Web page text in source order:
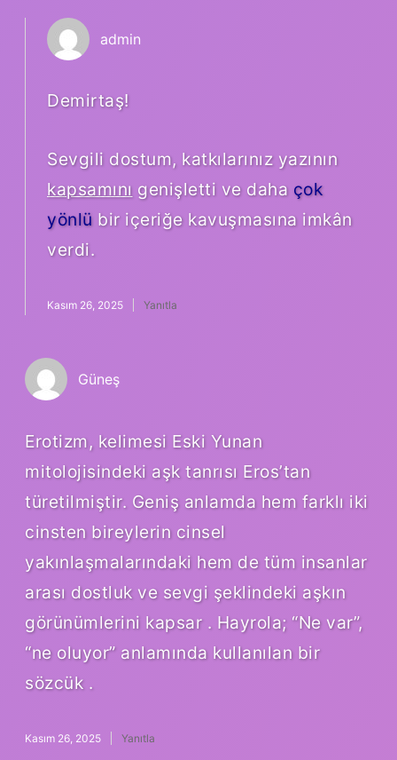
admin
Demirtaş!
Sevgili dostum, katkılarınız yazının
kapsamını genişletti ve daha çok
yönlü bir içeriğe kavuşmasına imkân
verdi.
Kasım 26, 2025 Yanıtla
Güneş
Erotizm, kelimesi Eski Yunan
mitolojisindeki aşk tanrısı Eros’tan
türetilmiştir. Geniş anlamda hem farklı iki
cinsten bireylerin cinsel
yakınlaşmalarındaki hem de tüm insanlar
arası dostluk ve sevgi şeklindeki aşkın
görünümlerini kapsar . Hayrola; “Ne var”,
“ne oluyor” anlamında kullanılan bir
sözcük .
Kasım 26, 2025 Yanıtla